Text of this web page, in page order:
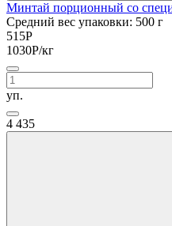
Минтай порционный со
Средний вес упаковки: 500 г
515Р
1030Р/кг
уп.
4 435